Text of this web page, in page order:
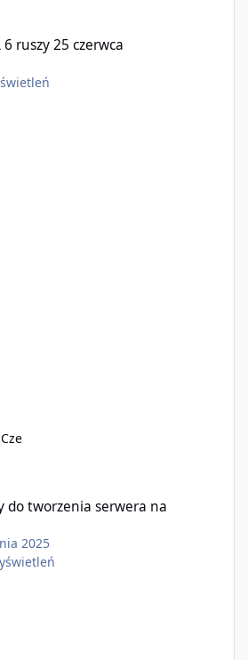
6 ruszy 25 czerwca
do tworzenia serwera na
2025